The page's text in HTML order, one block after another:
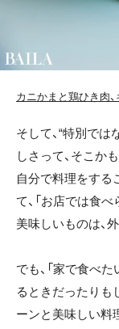
カニかまと鶏ひき肉
そして、“特別では
しさって、そこか
自分で料理をする
て、「お店では食
美味しいものは、
でも、「家で食べ
るときだったりも
ーンと美味しい料